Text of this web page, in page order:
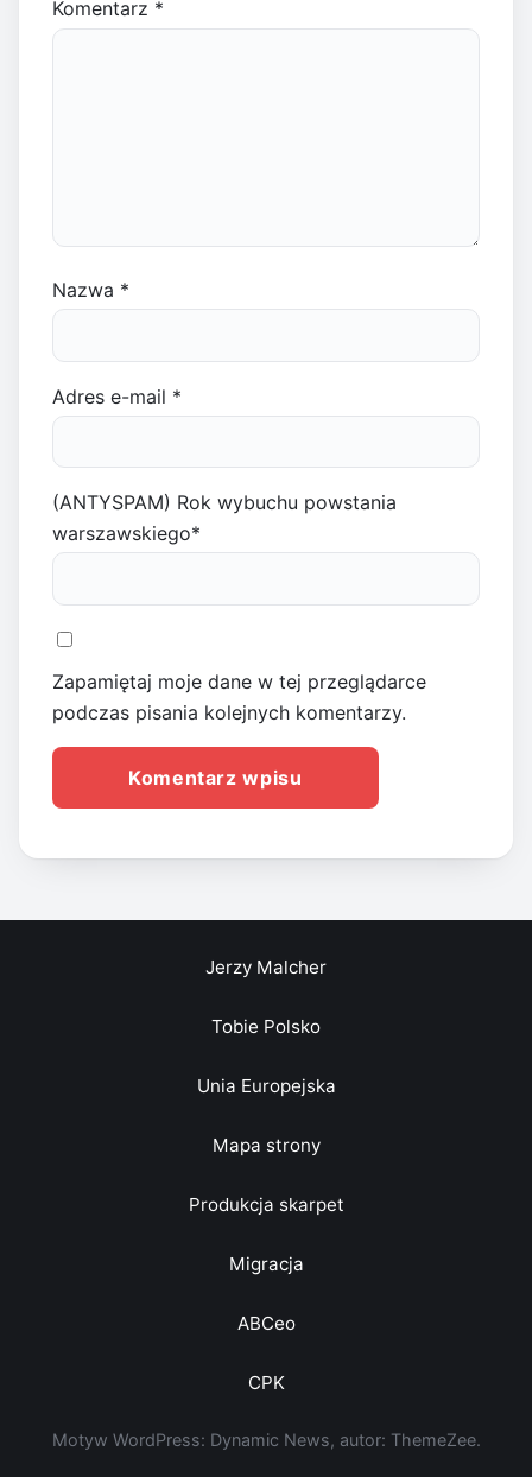
Komentarz *
Nazwa *
Adres e-mail *
(ANTYSPAM) Rok wybuchu powstania
warszawskiego*
Zapamiętaj moje dane w tej przeglądarce
podczas pisania kolejnych komentarzy.
Jerzy Malcher
Tobie Polsko
Unia Europejska
Mapa strony
Produkcja skarpet
Migracja
ABCeo
CPK
Motyw WordPress: Dynamic News, autor: ThemeZee.